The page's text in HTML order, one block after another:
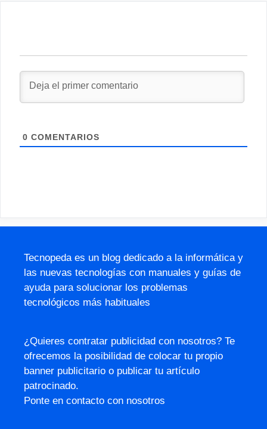
0 COMENTARIOS
Tecnopeda es un blog dedicado a la informática y
las nuevas tecnologías con manuales y guías de
ayuda para solucionar los problemas
tecnológicos más habituales
¿Quieres contratar publicidad con nosotros? Te
ofrecemos la posibilidad de colocar tu propio
banner publicitario o publicar tu artículo
patrocinado.
Ponte en contacto con nosotros